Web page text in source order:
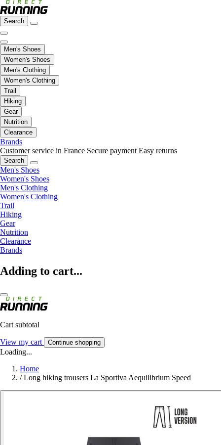
Search
Men's Shoes
Women's Shoes
Men's Clothing
Women's Clothing
Trail
Hiking
Gear
Nutrition
Clearance
Brands
Customer service in France Secure payment Easy returns
Search
Men's Shoes
Women's Shoes
Men's Clothing
Women's Clothing
Trail
Hiking
Gear
Nutrition
Clearance
Brands
Adding to cart...
Cart subtotal
View my cart Continue shopping
Loading...
Home
/ Long hiking trousers La Sportiva Aequilibrium Speed